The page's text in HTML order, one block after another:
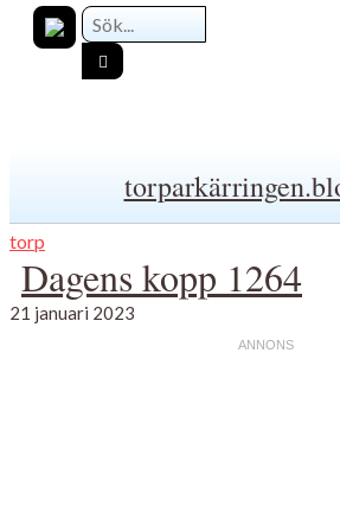
torp
Dagens kopp 1264
21 januari 2023